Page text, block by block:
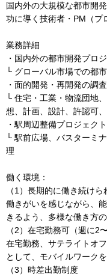
国内外の大規模な都市開
功に導く技術者・PM（プ
業務詳細
・国内外の都市開発プロ
└ グローバル市場での都
・面的開発・再開発の調
└ 住宅・工業・物流団地
想、計画、設計、許認可
・駅周辺整備プロジェク
└ 駅前広場、バスターミ
理
働く環境：
（1）長期的に働き続けら
働きがいを感じながら、
きるよう、多様な働き方
（2）在宅勤務可（週に2
在宅勤務、サテライトオ
として、モバイルワーク
（3）時差出勤制度